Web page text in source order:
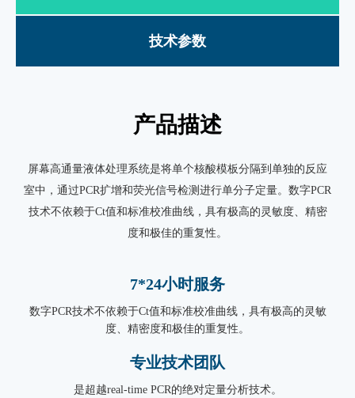
技术参数
产品描述
屏幕高通量液体处理系统是将单个核酸模板分隔到单独的反应
室中，通过PCR扩增和荧光信号检测进行单分子定量。数字PCR
技术不依赖于Ct值和标准校准曲线，具有极高的灵敏度、精密
度和极佳的重复性。
7*24小时服务
数字PCR技术不依赖于Ct值和标准校准曲线，具有极高的灵敏
度、精密度和极佳的重复性。
专业技术团队
是超越real-time PCR的绝对定量分析技术。